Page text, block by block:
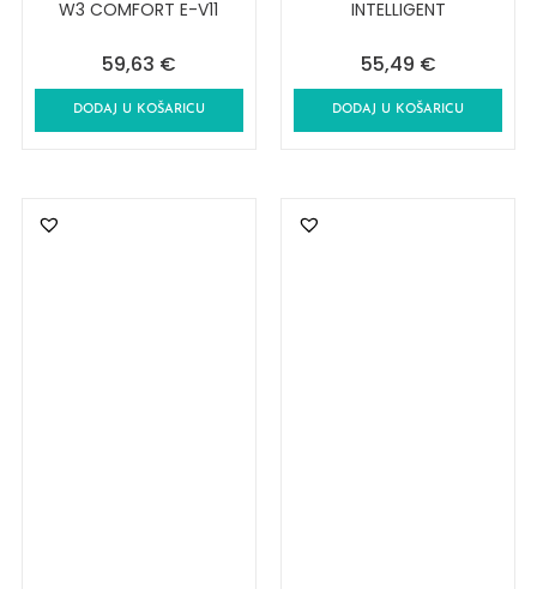
W3 COMFORT E-V11
59,63 €
DODAJ U KOŠARICU
INTELLIGENT
55,49 €
DODAJ U KOŠARICU